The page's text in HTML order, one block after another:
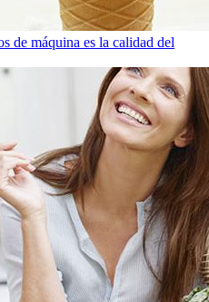
de máquina es la calidad del